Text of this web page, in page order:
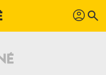
profil search